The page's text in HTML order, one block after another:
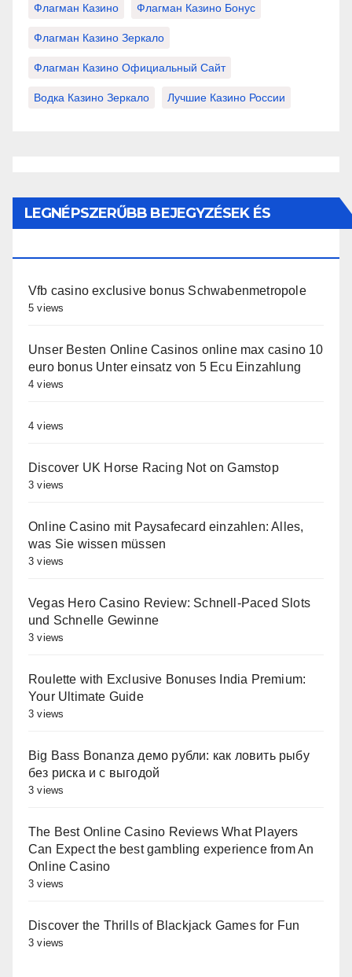
Флагман Казино Флагман Казино Бонус
Флагман Казино Зеркало
Флагман Казино Официальный Сайт
Водка Казино Зеркало Лучшие Казино России
LEGNÉPSZERŰBB BEJEGYZÉSEK ÉS
Vfb casino exclusive bonus Schwabenmetropole
5 views
Unser Besten Online Casinos online max casino 10
euro bonus Unter einsatz von 5 Ecu Einzahlung
4 views
4 views
Discover UK Horse Racing Not on Gamstop
3 views
Online Casino mit Paysafecard einzahlen: Alles,
was Sie wissen müssen
3 views
Vegas Hero Casino Review: Schnell‑Paced Slots
und Schnelle Gewinne
3 views
Roulette with Exclusive Bonuses India Premium:
Your Ultimate Guide
3 views
Big Bass Bonanza демо рубли: как ловить рыбу
без риска и с выгодой
3 views
The Best Online Casino Reviews What Players
Can Expect the best gambling experience from An
Online Casino
3 views
Discover the Thrills of Blackjack Games for Fun
3 views